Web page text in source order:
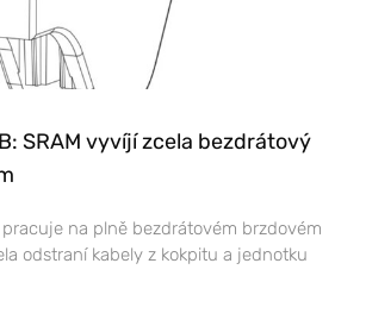
SRAM vyvíjí zcela bezdrátový
pracuje na plně bezdrátovém brzdovém
odstraní kabely z kokpitu a jednotku